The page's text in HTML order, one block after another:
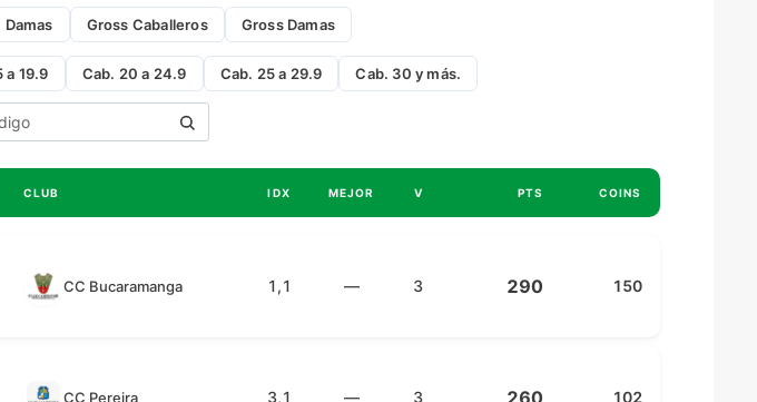
Damas Gross Caballeros Gross Damas
a 19.9 Cab. 20 a 24.9 Cab. 25 a 29.9 Cab. 30 y más.
CLUB IDX MEJOR V PTS COINS
CC Bucaramanga 1,1 — 3 290 150
CC Pereira 3,1 — 3 260 102